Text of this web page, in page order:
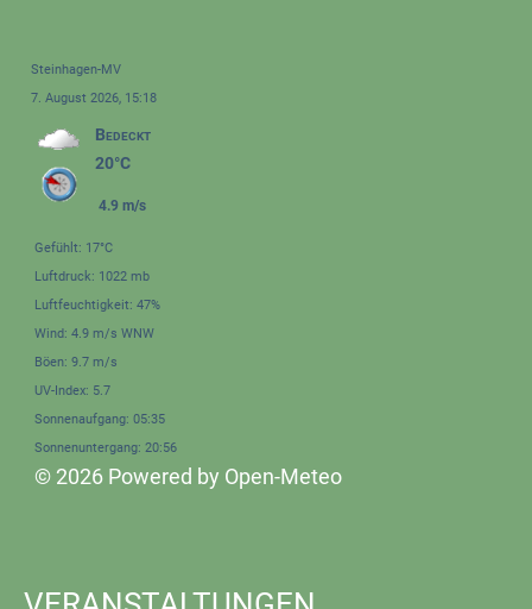
Steinhagen-MV
7. August 2026, 15:18
Bedeckt
20°C
4.9 m/s
Gefühlt: 17°C
Luftdruck: 1022 mb
Luftfeuchtigkeit: 47%
Wind: 4.9 m/s WNW
Böen: 9.7 m/s
UV-Index: 5.7
Sonnenaufgang: 05:35
Sonnenuntergang: 20:56
© 2026 Powered by Open-Meteo